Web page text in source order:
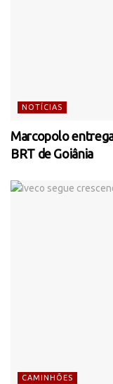
NOTÍCIAS
Marcopolo
BRT de Goiânia
CAMINHÕES